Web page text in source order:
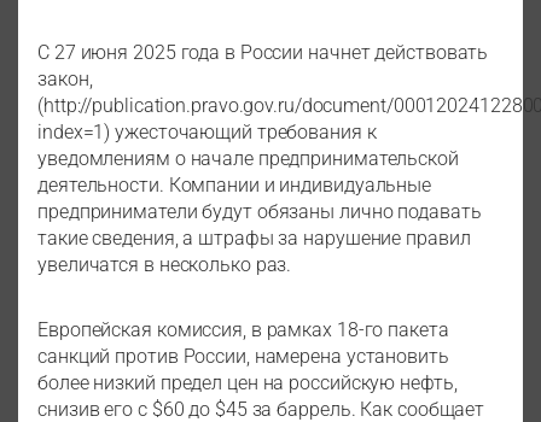
С 27 июня 2025 года в России начнет действовать
закон,
(http://publication.pravo.gov.ru/document/
index=1) ужесточающий требования к
уведомлениям о начале предпринимательской
деятельности. Компании и индивидуальные
предприниматели будут обязаны лично подавать
такие сведения, а штрафы за нарушение правил
увеличатся в несколько раз.
Европейская комиссия, в рамках 18-го пакета
санкций против России, намерена установить
более низкий предел цен на российскую нефть,
снизив его с $60 до $45 за баррель. Как сообщает